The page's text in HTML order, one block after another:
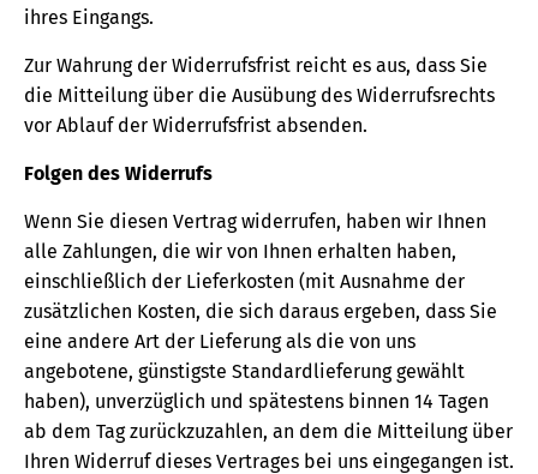
ihres Eingangs.
Zur Wahrung der Widerrufsfrist reicht es aus, dass Sie
die Mitteilung über die Ausübung des Widerrufsrechts
vor Ablauf der Widerrufsfrist absenden.
Folgen des Widerrufs
Wenn Sie diesen Vertrag widerrufen, haben wir Ihnen
alle Zahlungen, die wir von Ihnen erhalten haben,
einschließlich der Lieferkosten (mit Ausnahme der
zusätzlichen Kosten, die sich daraus ergeben, dass Sie
eine andere Art der Lieferung als die von uns
angebotene, günstigste Standardlieferung gewählt
haben), unverzüglich und spätestens binnen 14 Tagen
ab dem Tag zurückzuzahlen, an dem die Mitteilung über
Ihren Widerruf dieses Vertrages bei uns eingegangen ist.